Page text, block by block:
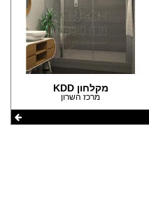
מקלחון KDD
מרכז השרון